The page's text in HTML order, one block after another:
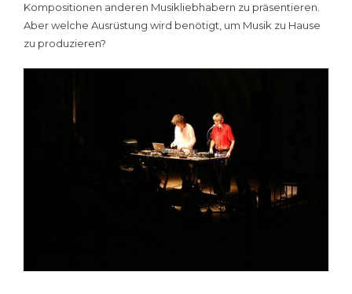
Kompositionen anderen Musikliebhabern zu präsentieren.
Aber welche Ausrüstung wird benötigt, um Musik zu Hause
zu produzieren?